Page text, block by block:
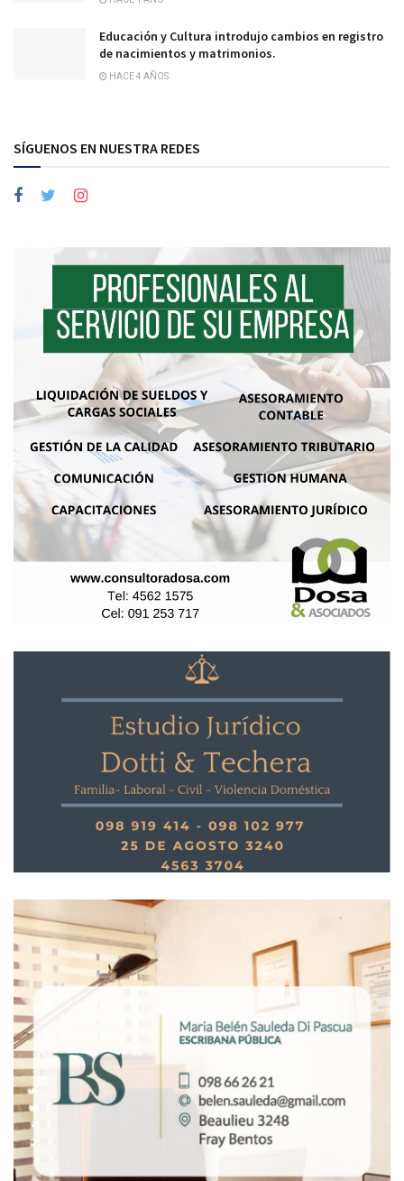
Educación y Cultura introdujo cambios en registro
de nacimientos y matrimonios.
HACE 4 AÑOS
SÍGUENOS EN NUESTRA REDES